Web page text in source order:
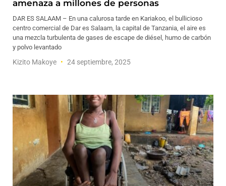
amenaza a millones de personas
DAR ES SALAAM – En una calurosa tarde en Kariakoo, el bullicioso
centro comercial de Dar es Salaam, la capital de Tanzania, el aire es
una mezcla turbulenta de gases de escape de diésel, humo de carbón
y polvo levantado
Kizito Makoye 24 septiembre, 2025